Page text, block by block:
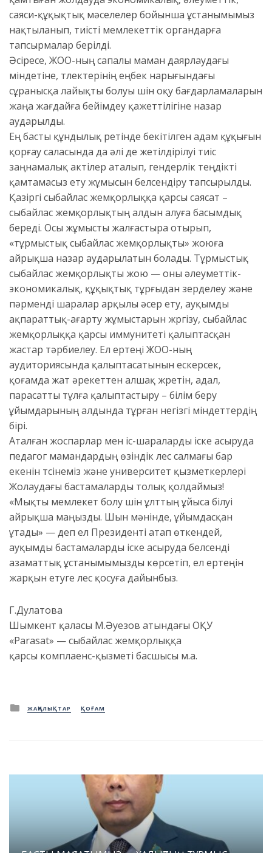
саяси-құқықтық мәселелер бойынша ұстанымымыз
нақтыланып, тиісті мемлекеттік органдарға
тапсырмалар берілді.
Әсіресе, ЖОО-ның сапалы маман даярлаудағы
міндетіне, түлектерінің еңбек нарығындағы
сұранысқа лайықты болуы үшін оқу бағдарламаларын
жаңа жағдайға бейімдеу қажеттілігіне назар
аударылды.
Ең басты құндылық ретінде бекітілген адам құқығын
қорғау саласында да әлі де жетілдірілуі тиіс
заңнамалық актілер аталып, гендерлік теңдікті
қамтамасыз ету жұмысын белсендіру тапсырылды.
​Қазіргі сыбайлас жемқорлыққа қарсы саясат –
сыбайлас жемқорлықтың алдын алуға басымдық
береді. Осы жұмысты жалғастыра отырып,
«тұрмыстық сыбайлас жемқорлықты» жоюға
айрықша назар аударылатын болады. Тұрмыстық
сыбайлас жемқорлықты жою — оны әлеуметтік-
экономикалық, құқықтық тұрғыдан зерделеу және
пәрменді шаралар арқылы әсер ету, ауқымды
ақпараттық-ағарту жұмыстарын жүргізу, сыбайлас
жемқорлыққа қарсы иммунитеті қалыптасқан
жастар тәрбиелеу. Ел ертеңі ЖОО-ның
аудиториясында қалыптасатынын ескерсек,
қоғамда жат әрекеттен алшақ жүретін, адал,
парасатты тұлға қалыптастыру – білім беру
ұйымдарының алдында тұрған негізгі міндеттердің
бірі.
​Аталған жоспарлар мен іс-шараларды іске асыруда
педагог мамандардың өзіндік үлес салмағы бар
екенін түсінеміз және университет қызметкерлері
Жолаудағы бастамаларды толық қолдаймыз!
«Мықты мемлекет болу үшін ұлттың ұйыса білуі
айрықша маңызды. Шын мәнінде, ұйымдасқан
ұтады» — деп ел Президенті атап өткендей,
ауқымды бастамаларды іске асыруда белсенді
азаматтық ұстанымымызды көрсетіп, ел ертеңін
жарқын етуге үлес қосуға дайынбыз.
Г.Дулатова
Шымкент қаласы М.Әуезов атындағы ОҚУ
«Parasat» — сыбайлас жемқорлыққа
қарсы комплаенс-қызметі басшысы м.а.
Posted
in
ЖАҢАЛЫҚТАР ҚОҒАМ